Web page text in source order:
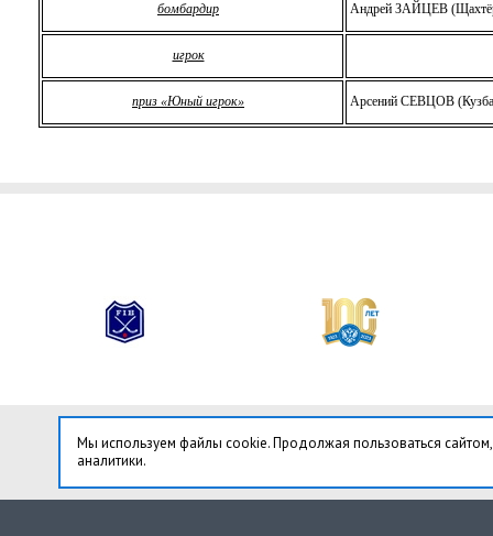
бомбардир Андрей ЗАЙЦЕВ
игрок
приз «Юный игрок» Арсений СЕВЦОВ
Мы используем файлы cookie. Продолжая пользоваться
аналитики.